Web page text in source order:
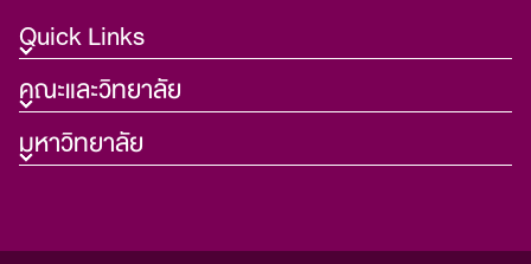
Quick Links
คณะและวิทยาลัย
มหาวิทยาลัย